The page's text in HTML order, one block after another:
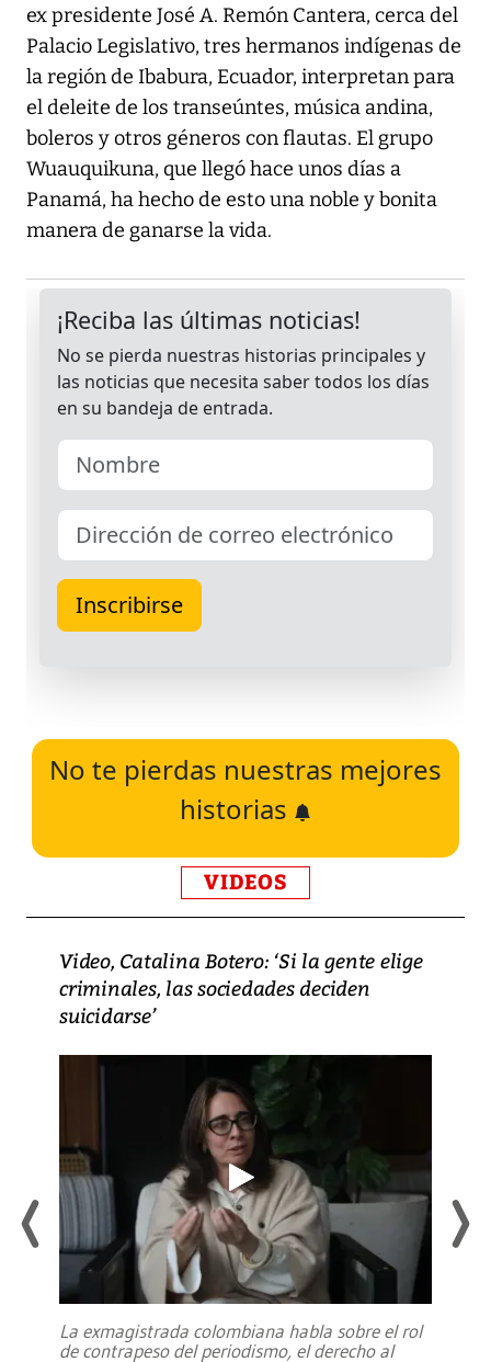
ex presidente José A. Remón Cantera, cerca del
Palacio Legislativo, tres hermanos indígenas de
la región de Ibabura, Ecuador, interpretan para
el deleite de los transeúntes, música andina,
boleros y otros géneros con flautas. El grupo
Wuauquikuna, que llegó hace unos días a
Panamá, ha hecho de esto una noble y bonita
manera de ganarse la vida.
No te pierdas nuestras mejores
historias
VIDEOS
Video, Catalina Botero: ‘Si la gente elige
criminales, las sociedades deciden
suicidarse’
La exmagistrada colombiana habla sobre el rol
de contrapeso del periodismo, el derecho al